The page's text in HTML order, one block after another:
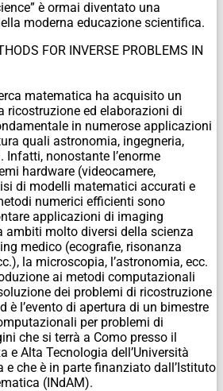
è ormai diventato una
moderna educazione scientifica.
FOR INVERSE PROBLEMS IN
matematica ha acquisito un
ricostruzione ed elaborazioni di
in numerose applicazioni
quali astronomia, ingegneria,
nonostante l’enorme
hardware (videocamere,
di modelli matematici accurati e
numerici efficienti sono
applicazioni di imaging
ambiti molto diversi della scienza
medico (ecografie, risonanza
la microscopia, l’astronomia, ecc.
ai metodi computazionali
dei problemi di ricostruzione
è l’evento di apertura di un bimestre
per problemi di
che si terrà a Como presso il
e Alta Tecnologia dell’Università
e che è in parte finanziato dall’Istituto
(INdAM).